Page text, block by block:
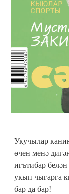
Укучылар
өчен менә
игътибар
укып чыгарга
бар да бар!